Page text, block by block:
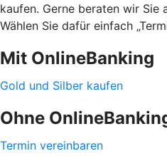
kaufen. Gerne beraten wir Sie
Wählen Sie dafür einfach
Mit OnlineBanking
Gold und Silber kaufen
Ohne
Termin vereinbaren